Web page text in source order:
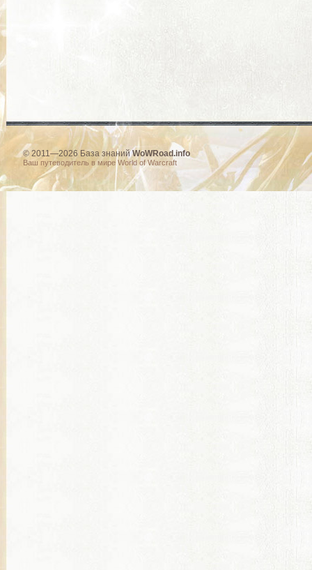
© 2011—2026 База знанийWoWRoad.info
Ваш путеводитель в мире World of Warcraft